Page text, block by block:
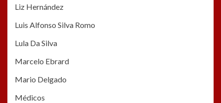
Liz Hernández
Luis Alfonso Silva Romo
Lula Da Silva
Marcelo Ebrard
Mario Delgado
Médicos